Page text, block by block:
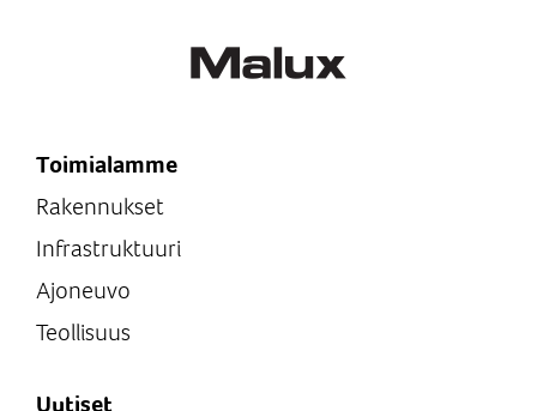
Toimialamme
Rakennukset
Infrastruktuuri
Ajoneuvo
Teollisuus
Uutiset